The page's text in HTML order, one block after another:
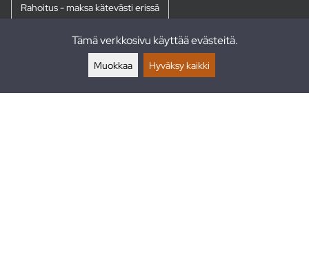
Rahoitus - maksa kätevästi erissä
Tämä verkkosivu käyttää evästeitä.
Muokkaa Hyväksy kaikki